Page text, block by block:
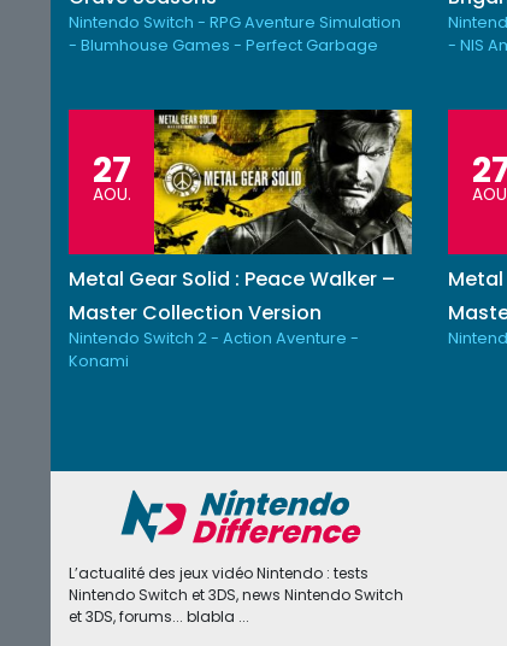
Nintendo Switch - RPG Aventure Simulation
- Blumhouse Games - Perfect Garbage
- NIS
27
AOU.
Metal Gear Solid : Peace Walker –
Master Collection Version
Nintendo Switch 2 - Action Aventure -
Konami
Metal
L’actualité des jeux vidéo Nintendo : tests
Nintendo Switch et 3DS, news Nintendo Switch
et 3DS, forums... blabla ...